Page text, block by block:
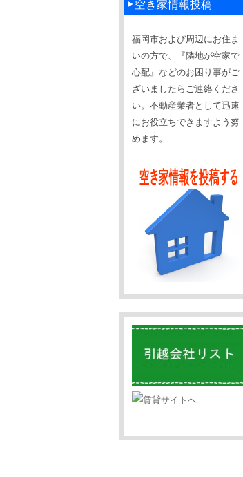
空き家情報投稿
福岡市および周辺にお住ま
いの方で、『隣地が空家で
心配』などのお困り事がご
ざいましたらご連絡くださ
い。不動産業者として迅速
にお役立ちできますよう努
めます。